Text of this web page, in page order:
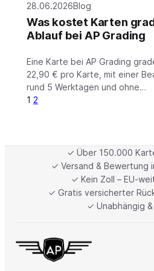
28.06.2026Blog
Was kostet Karten
Ablauf bei AP Grading
Eine Karte bei AP Grading
22,90 € pro Karte, mit einer
rund 5 Werktagen und ohne…
1 2
✓ Über 150.000
✓ Versand & Bewertung
✓ Kein Zoll – EU-
✓ Gratis versicherter
✓ Unabhängig